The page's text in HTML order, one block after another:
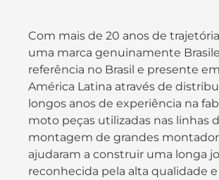
Com mais de 20 anos de
uma marca genuinamente
referência no Brasil e presente
América Latina através de
longos anos de experiência na
moto peças utilizadas nas linhas
montagem de grandes
ajudaram a construir uma longa
reconhecida pela alta qualidade e